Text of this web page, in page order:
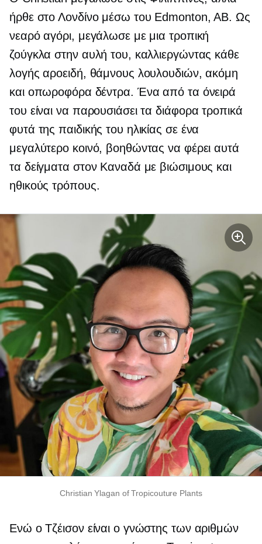
ήρθε στο Λονδίνο μέσω του Edmonton, AB. Ως
νεαρό αγόρι, μεγάλωσε με μια τροπική
ζούγκλα στην αυλή του, καλλιεργώντας κάθε
λογής αροειδή, θάμνους λουλουδιών, ακόμη
και οπωροφόρα δέντρα. Ένα από τα όνειρά
του είναι να παρουσιάσει τα διάφορα τροπικά
φυτά της παιδικής του ηλικίας σε ένα
μεγαλύτερο κοινό, βοηθώντας να φέρει αυτά
τα δείγματα στον Καναδά με βιώσιμους και
ηθικούς τρόπους.
Christian Ylagan of Tropicouture Plants
Ενώ ο Τζέισον είναι ο γνώστης των αριθμών